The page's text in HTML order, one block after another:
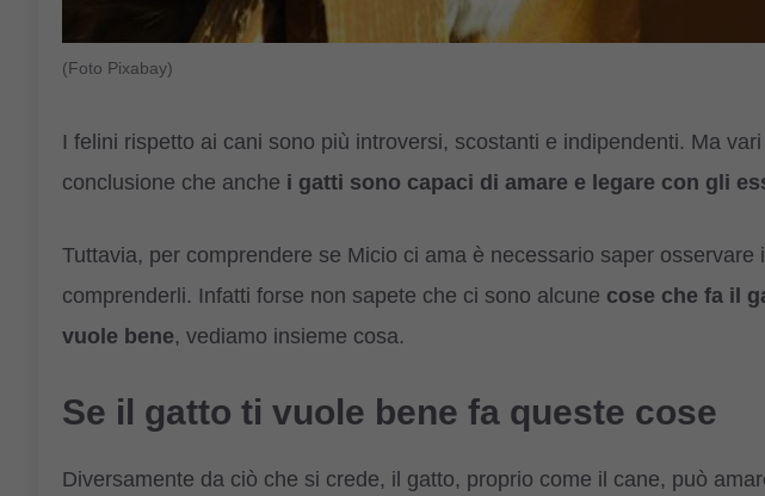
(Foto Pixabay)
I felini rispetto ai cani sono più introversi, scostanti e indipendenti. Ma
conclusione che anche i gatti sono capaci di amare e legare con gli
Tuttavia, per comprendere se Micio ci ama è necessario saper osservare
comprenderli. Infatti forse non sapete che ci sono alcune cose che fa il
vuole bene, vediamo insieme cosa.
Se il gatto ti vuole bene fa queste cose
Diversamente da ciò che si crede, il gatto, proprio come il cane, può